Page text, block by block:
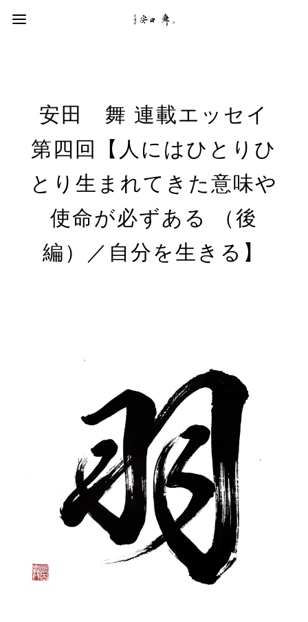
安田 舞 連載エッセイ
第四回【人にはひとりひ
とり生まれてきた意味や
使命が必ずある （後
編）／自分を生きる】